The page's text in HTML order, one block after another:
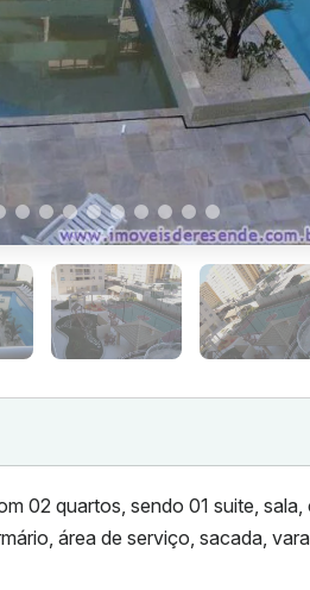
02 quartos, sendo 01 suite,
área de serviço, sacada,